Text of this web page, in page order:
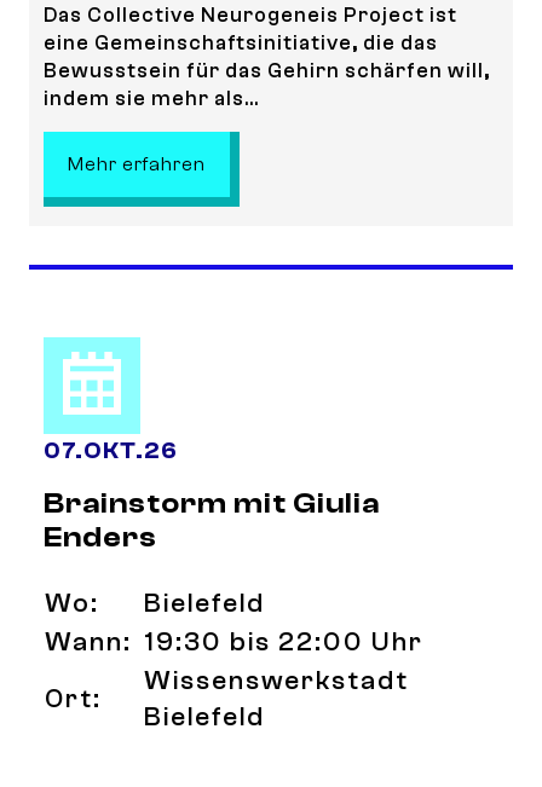
Das Collective Neurogeneis Project ist
eine Gemeinschaftsinitiative, die das
Bewusstsein für das Gehirn schärfen will,
indem sie mehr als...
Mehr erfahren
07.OKT.26
Brainstorm mit Giulia
Enders
Wo:
Bielefeld
Wann: 19:30 bis 22:00 Uhr
Ort:
Wissenswerkstadt
Bielefeld